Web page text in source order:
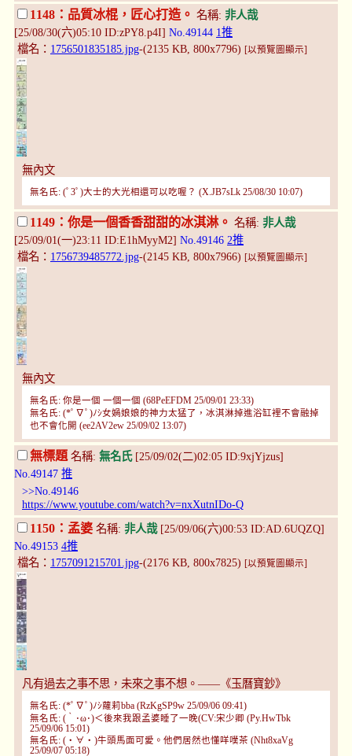
1148：品質冰棍，匠心打造。 名稱: 非人哉
[25/08/30(六)05:10 ID:zPY8.p4I] No.49144 1推
檔名： 1756501835185.jpg-(2135 KB, 800x7796) [以預覽圖顯示]
無內文
無名氏: (ﾟ3ﾟ)大士的大光相還可以吃喔？ (X.JB7sLk 25/08/30 10:07)
1149：你是一個香香甜甜的冰淇淋。 名稱: 非人哉
[25/09/01(一)23:11 ID:E1hMyyM2] No.49146 2推
檔名： 1756739485772.jpg-(2145 KB, 800x7966) [以預覽圖顯示]
無內文
無名氏: 你是一個 一個一個 (68PeEFDM 25/09/01 23:33)
無名氏: (*ﾟ∇ﾟ)ﾉｼ女媧娘娘的神力太猛了，冰淇淋掉進浴缸裡不會融掉
也不會化開 (ee2AV2ew 25/09/02 13:07)
無標題 名稱: 無名氏[25/09/02(二)02:05 ID:9xjYjzus]
No.49147 推
>>No.49146
https://www.youtube.com/watch?v=nxXutnIDo-Q
1150：孟婆 名稱: 非人哉[25/09/06(六)00:53 ID:AD.6UQZQ]
No.49153 4推
檔名： 1757091215701.jpg-(2176 KB, 800x7825) [以預覽圖顯示]
凡有過去之事不思，未來之事不想。——《玉曆寶鈔》
無名氏: (*ﾟ∇ﾟ)ﾉｼ蘿莉bba (RzKgSP9w 25/09/06 09:41)
無名氏: (｀･ω･)＜後來我跟孟婆睡了一晚(CV:宋少卿 (Py.HwTbk
25/09/06 15:01)
無名氏: (・∀・)牛頭馬面可愛。他們居然也懂咩噗茶 (Nht8xaVg
25/09/07 05:18)